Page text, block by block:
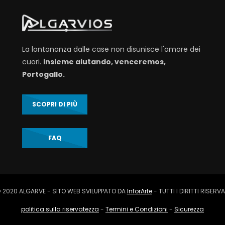
La lontananza dalle case non disunisce l'amore dei
cuori. insieme aiutando, venceremos,
Portogallo.
SCOPRI DI PIÙ
FAQ
ALGARVE - SITO WEB SVILUPPATO DAInforArte- TUTTI I DIRITTI
politica sulla riservatezza - Termini e Condizioni - Sicurezza